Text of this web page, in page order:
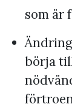
som är
börja